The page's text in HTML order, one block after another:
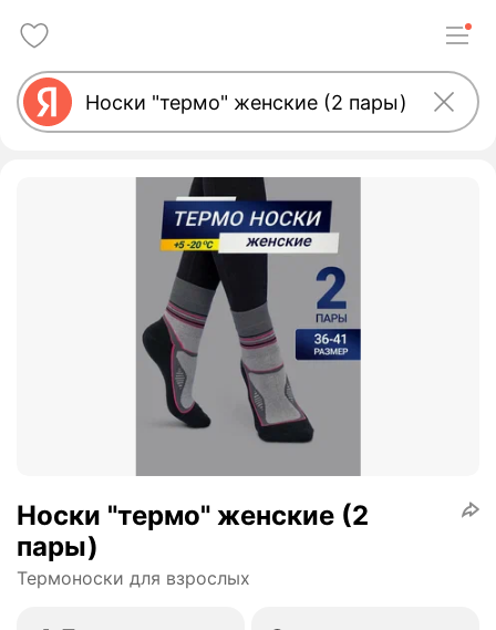
Носки "термо" женские (2
пары)
Термоноски для взрослых